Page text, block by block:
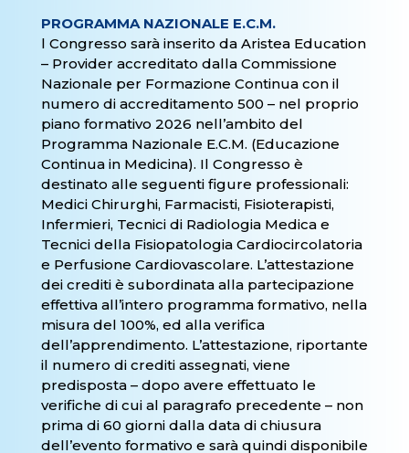
PROGRAMMA NAZIONALE E.C.M.
l Congresso sarà inserito da Aristea Education
– Provider accreditato dalla Commissione
Nazionale per Formazione Continua con il
numero di accreditamento 500 – nel proprio
piano formativo 2026 nell’ambito del
Programma Nazionale E.C.M. (Educazione
Continua in Medicina). Il Congresso è
destinato alle seguenti figure professionali:
Medici Chirurghi, Farmacisti, Fisioterapisti,
Infermieri, Tecnici di Radiologia Medica e
Tecnici della Fisiopatologia Cardiocircolatoria
e Perfusione Cardiovascolare. L’attestazione
dei crediti è subordinata alla partecipazione
effettiva all’intero programma formativo, nella
misura del 100%, ed alla verifica
dell’apprendimento. L’attestazione, riportante
il numero di crediti assegnati, viene
predisposta – dopo avere effettuato le
verifiche di cui al paragrafo precedente – non
prima di 60 giorni dalla data di chiusura
dell’evento formativo e sarà quindi disponibile